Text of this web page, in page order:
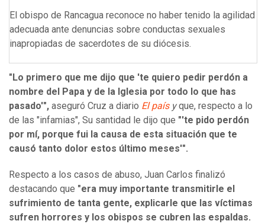
El obispo de Rancagua reconoce no haber tenido la agilidad
adecuada ante denuncias sobre conductas sexuales
inapropiadas de sacerdotes de su diócesis.
"Lo primero que me dijo que 'te quiero pedir perdón a
nombre del Papa y de la Iglesia por todo lo que has
pasado'", aseguró Cruz a diario El paísyque, respecto a lo
de las "infamias", Su santidad le dijo que "'te pido perdón
por mí, porque fui la causa de esta situación que te
causó tanto dolor estos último meses'".
Respecto a los casos de abuso, Juan Carlos finalizó
destacando que "era muy importante transmitirle el
sufrimiento de tanta gente, explicarle que las víctimas
sufren horrores y los obispos se cubren las espaldas.